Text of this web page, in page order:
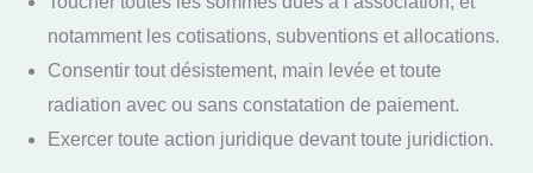
notamment les cotisations, subventions et allocations.
Consentir tout désistement, main levée et toute
radiation avec ou sans constatation de paiement.
Exercer toute action juridique devant toute juridiction.